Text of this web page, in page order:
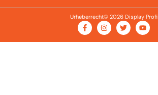
Urheberrecht© 2026 Display Profi